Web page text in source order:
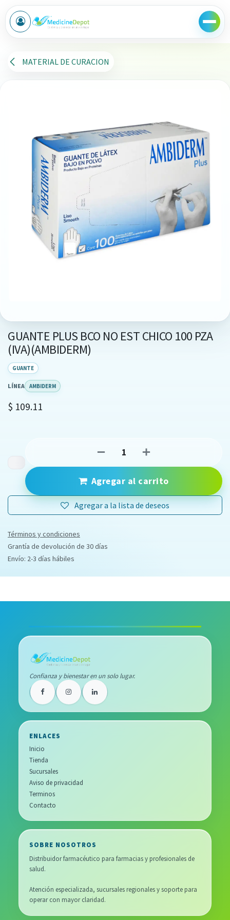
Ir al contenido
MATERIAL DE CURACION
GUANTE PLUS BCO NO EST CHICO 100 PZA
(IVA)(AMBIDERM)
GUANTE
LÍNEA AMBIDERM
$ 109.11
Agregar al carrito
Agregar a la lista de deseos
Términos y condiciones
Grantía de devolución de 30 días
Envío: 2-3 días hábiles
Confianza y bienestar en un solo lugar.
ENLACES
Inicio
Tienda
Sucursales
Aviso de privacidad
Terminos
Contacto
SOBRE NOSOTROS
Distribuidor farmacéutico para farmacias y profesionales de
salud.
Atención especializada, sucursales regionales y soporte para
operar con mayor claridad.